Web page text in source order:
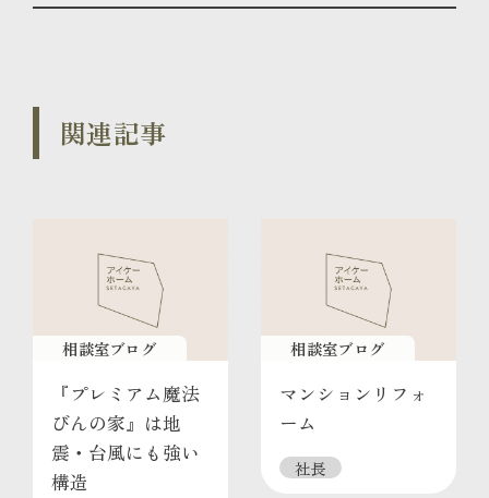
関連記事
相談室ブログ
『プレミアム魔法
びんの家』は地
震・台風にも強い
構造
相談室ブログ
マンションリフォ
ーム
社長